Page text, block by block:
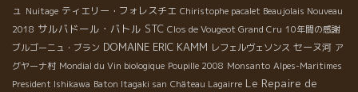
ュ Nuitage ティエリー・フォレスチエ Chiristophe pacalet Beaujolais Nouveau
2018 サルバドール・バトル STC Clos de Vougeot Grand Cru 10年間の感謝
ブルゴーニュ・ブラン DOMAINE ERIC KAMM レフェルヴェソンス セーヌ河 ア
グヤーナ村 Mondial du Vin biologique Poupille 2008 Monsanto Alpes-Maritimes
President Ishikawa Baton Itagaki san Château Lagairre Le Repaire de